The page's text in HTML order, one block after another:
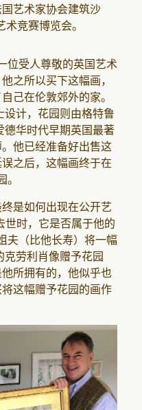
艺术家协会建筑沙
竞赛博览会。
位受人尊敬的英国艺术
之所以买下这幅画，
己在伦敦郊外的家。
设计，花园则由格特鲁
德华时代早期英国最著
他已经准备好出售这
之后，这幅画终于在
是如何出现在公开艺
时，它是否属于他的
夫（比他长寿）将一幅
克劳利肖像赠予花园
所拥有的，他似乎也
这幅赠予花园的画作